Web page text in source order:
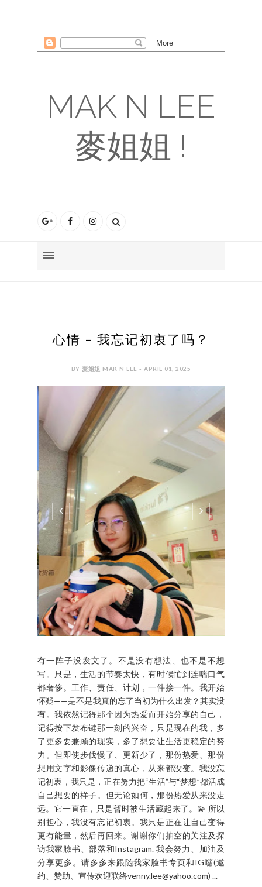
MAK N LEE
麥姐姐 !
心情 - 我忘记初衷了吗？
BY 麦姐姐 MAK N LEE - APRIL 01, 2025
有一阵子没发文了。不是没有想法、也不是不想
写。只是，生活的节奏太快，有时候忙到连喘口气
都奢侈。工作、责任、计划，一件接一件。我开始
怀疑——是不是我真的忘了当初为什么出发？其实没
有。我依然记得那个因为热爱而开始分享的自己，
记得按下发布键那一刻的兴奋，只是现在的我，多
了更多要兼顾的现实，多了想要让生活更稳定的努
力。但即使步伐慢了、更新少了，那份热爱、那份
想用文字和影像传递的真心，从来都没变。我没忘
记初衷，我只是，正在努力把“生活”与“梦想”都活成
自己想要的样子。但无论如何，那份热爱从来没走
远。它一直在，只是暂时被生活藏起来了。💫 所以
别担心，我没有忘记初衷。我只是正在让自己变得
更有能量，然后再回来。谢谢你们抽空的关注及探
访我家臉书、部落和Instagram. 我会努力、加油及
分享更多。请多多来跟随我家脸书专页和IG囖(邀
约、赞助、宣传欢迎联络venny.lee@yahoo.com) ...